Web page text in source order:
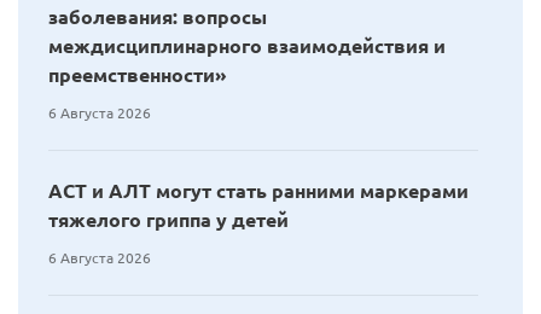
заболевания: вопросы
междисциплинарного взаимодействия и
преемственности»
6 Августа 2026
АСТ и АЛТ могут стать ранними маркерами
тяжелого гриппа у детей
6 Августа 2026